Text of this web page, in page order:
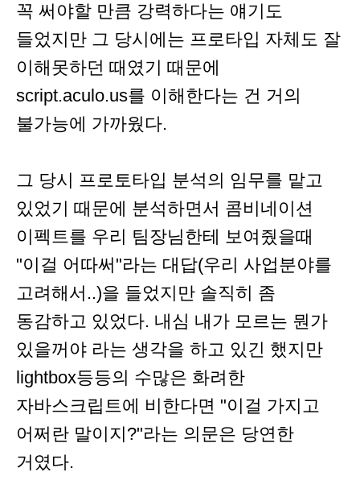
꼭 써야할 만큼 강력하다는 얘기도
들었지만 그 당시에는 프로타입 자체도 잘
이해못하던 때였기 때문에
script.aculo.us를 이해한다는 건 거의
불가능에 가까웠다.
그 당시 프로토타입 분석의 임무를 맡고
있었기 때문에 분석하면서 콤비네이션
이펙트를 우리 팀장님한테 보여줬을때
"이걸 어따써"라는 대답(우리 사업분야를
고려해서..)을 들었지만 솔직히 좀
동감하고 있었다. 내심 내가 모르는 뭔가
있을꺼야 라는 생각을 하고 있긴 했지만
lightbox등등의 수많은 화려한
자바스크립트에 비한다면 "이걸 가지고
어쩌란 말이지?"라는 의문은 당연한
거였다.